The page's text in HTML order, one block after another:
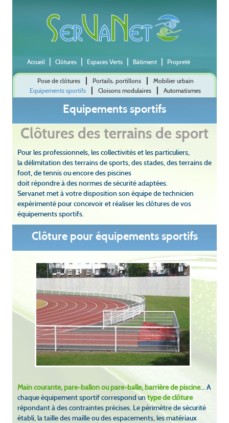
Pose de clôtures | Portails, portillons |
Mobilier urbain
Equipements sportifs
| Cloisons modulaires | Automatismes
Accueil | Clôtures | Espaces Verts | Bâtiment | Propreté
Equipements sportifs
Clôtures des terrains de sport
Pour les professionnels, les collectivités et les particuliers,
la délimitation des terrains de sports, des stades, des terrains de
foot, de tennis ou encore des piscines
doit répondre à des normes de sécurité adaptées.
Servanet met à votre disposition son équipe de technicien
expérimenté pour concevoir et réaliser les clôtures de vos
équipements sportifs.
Clôture pour équipements sportifs
Main courante, pare-ballon ou pare-balle, barrière de piscine... A
chaque équipement sportif correspond untype de clôture
répondant à des contraintes précises. Le périmètre de sécurité
établi, la taille des maille ou des espacements, les matériaux